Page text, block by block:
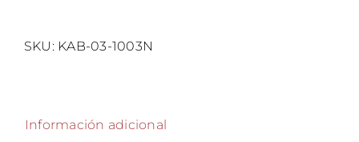
cantidad
SKU: KAB-03-1003N
Información adicional